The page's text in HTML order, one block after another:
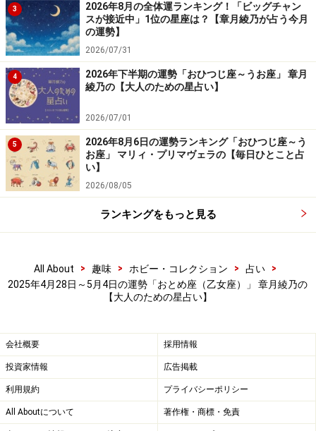
3
2026年8月の全体運ランキング！「ビッグチャン
スが接近中」1位の星座は？【章月綾乃が占う今月
の運勢】
2026/07/31
4
2026年下半期の運勢「おひつじ座～うお座」 章月
綾乃の【大人のための星占い】
2026/07/01
5
2026年8月6日の運勢ランキング「おひつじ座～う
お座」 マリィ・プリマヴェラの【毎日ひとこと占
い】
2026/08/05
ランキングをもっと見る
All About > 趣味 > ホビー・コレクション > 占い
>
2025年4月28日～5月4日の運勢「おとめ座（乙女座）」 章月綾乃の
【大人のための星占い】
会社概要 採用情報
投資家情報 広告掲載
利用規約 プライバシーポリシー
All Aboutについて 著作権・商標・免責